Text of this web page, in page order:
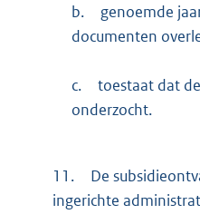
b.
genoemde
documenten
c.
toestaat dat
onderzocht.
11.
De
ingerichte